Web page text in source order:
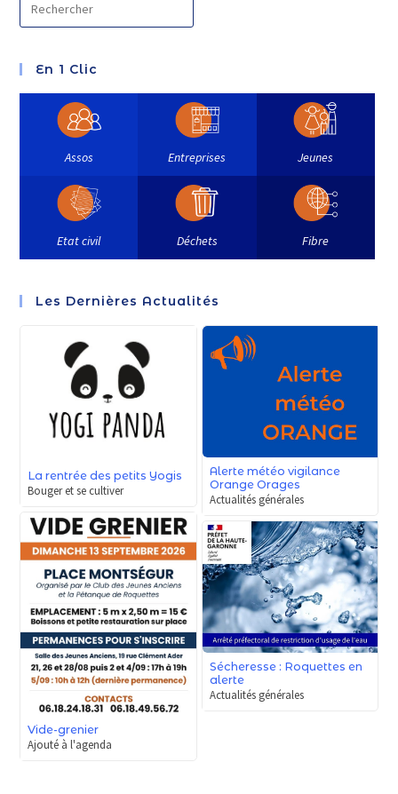
En 1 Clic
Assos Entreprises Jeunes
Etat civil Déchets Fibre
Les Dernières Actualités
La rentrée des petits Yogis
Bouger et se cultiver
Alerte météo vigilance
Orange Orages
Actualités générales
Vide-grenier
Ajouté à l'agenda
Sécheresse : Roquettes en
alerte
Actualités générales